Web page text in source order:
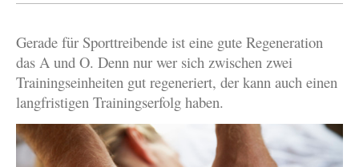
Gerade für Sporttreibende ist eine gute Regeneration
das A und O. Denn nur wer sich zwischen zwei
Trainingseinheiten gut regeneriert, der kann auch einen
langfristigen Trainingserfolg haben.